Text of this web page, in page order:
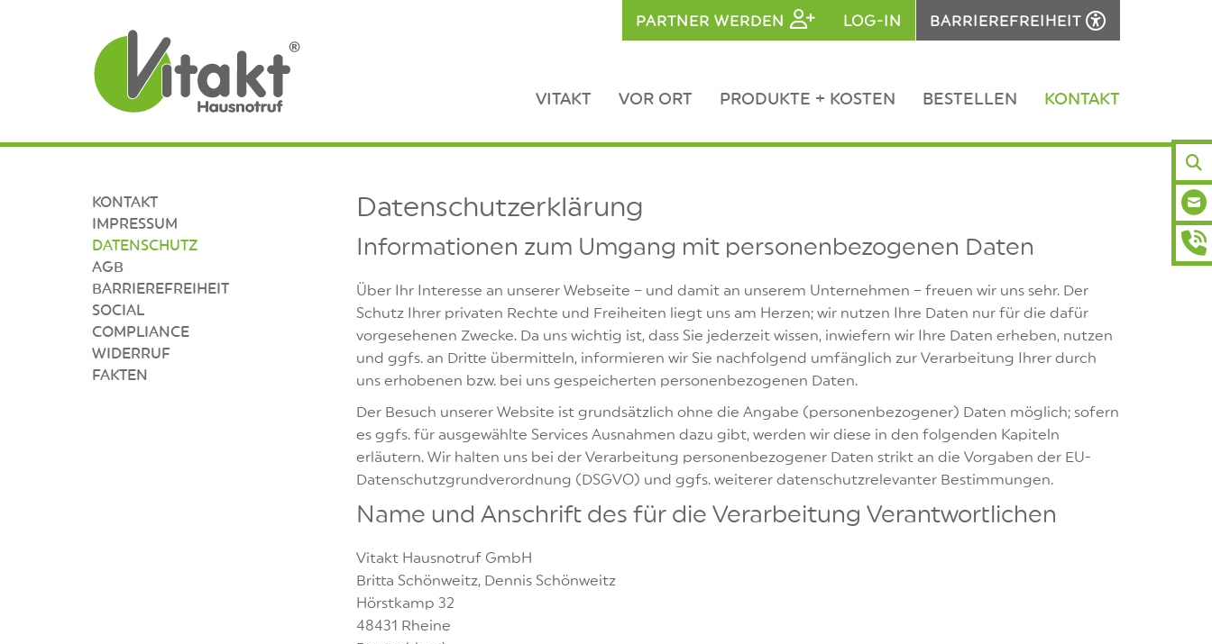
BARRIEREFREIHEIT
PARTNER WERDEN LOG-IN
VITAKT VOR ORT PRODUKTE + KOSTEN BESTELLEN KONTAKT
E-
KONTAKT
IMPRESSUM
DATENSCHUTZ
AGB
BARRIEREFREIHEIT
SOCIAL
COMPLIANCE
WIDERRUF
FAKTEN
Datenschutzerklärung
Informationen zum Umgang mit personenbezogenen Daten
Über Ihr Interesse an unserer Webseite – und damit an unserem Unternehmen – freuen wir uns sehr. Der
Schutz Ihrer privaten Rechte und Freiheiten liegt uns am Herzen; wir nutzen Ihre Daten nur für die dafür
vorgesehenen Zwecke. Da uns wichtig ist, dass Sie jederzeit wissen, inwiefern wir Ihre Daten erheben, nutzen
und ggfs. an Dritte übermitteln, informieren wir Sie nachfolgend umfänglich zur Verarbeitung Ihrer durch
uns erhobenen bzw. bei uns gespeicherten personenbezogenen Daten.
Der Besuch unserer Website ist grundsätzlich ohne die Angabe (personenbezogener) Daten möglich; sofern
es ggfs. für ausgewählte Services Ausnahmen dazu gibt, werden wir diese in den folgenden Kapiteln
erläutern. Wir halten uns bei der Verarbeitung personenbezogener Daten strikt an die Vorgaben der EU-
Datenschutzgrundverordnung (DSGVO) und ggfs. weiterer datenschutzrelevanter Bestimmungen.
Name und Anschrift des für die Verarbeitung Verantwortlichen
Vitakt Hausnotruf GmbH
Britta Schönweitz, Dennis Schönweitz
Hörstkamp 32
48431 Rheine